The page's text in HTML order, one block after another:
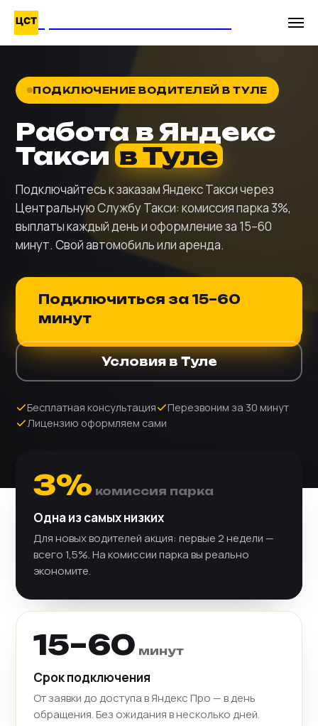
ПОДКЛЮЧЕНИЕ ВОДИТЕЛЕЙ В ТУЛЕ
Работа в Яндекс
Такси в Туле
Подключайтесь к заказам Яндекс Такси через
Центральную Службу Такси: комиссия парка 3%,
выплаты каждый день и оформление за 15–60
минут. Свой автомобиль или аренда.
Подключиться за 15–60
минут
Условия в Туле
Бесплатная консультация
Перезвоним за 30 минут
Лицензию оформляем сами
3% комиссия парка
Одна из самых низких
Для новых водителей акция: первые 2 недели —
всего 1,5%. На комиссии парка вы реально
экономите.
15–60 минут
Срок подключения
От заявки до доступа в Яндекс Про — в день
обращения. Без ожидания в несколько дней.